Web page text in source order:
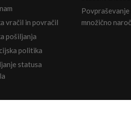
vračil in povračil
pošiljanja
politika
statusa
Povpraševanje
množično